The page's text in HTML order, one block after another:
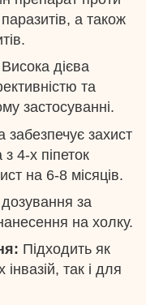
а також
Висока дієва
та
застосуванні.
забезпечує захист
4-х піпеток
на 6-8 місяців.
за
на холку.
Підходить як
так і для